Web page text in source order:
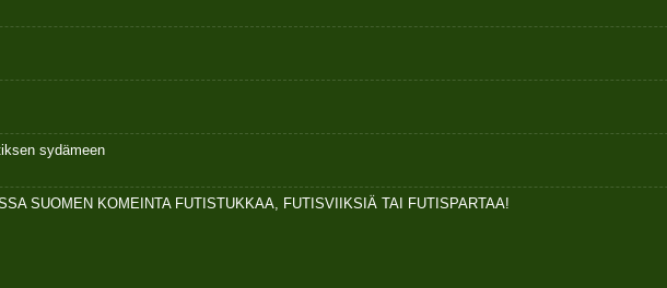
sydämeen
SUOMEN KOMEINTA FUTISTUKKAA, FUTISVIIKSIÄ TAI FUTISPARTAA!